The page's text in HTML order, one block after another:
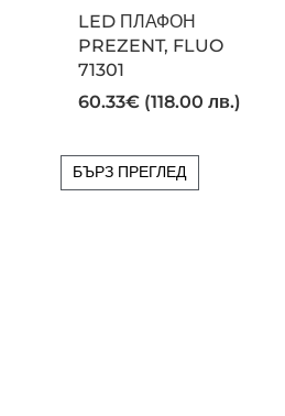
LED ПЛАФОН
PREZENT, FLUO
71301
60.33€ (118.00 лв.)
БЪРЗ ПРЕГЛЕД